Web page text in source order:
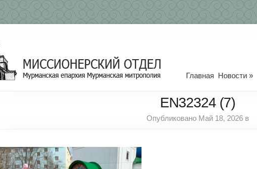
Главная Новости »
EN32324 (7)
Опубликовано Май 18, 2026 в